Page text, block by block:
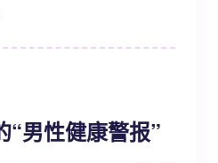
“男性健康警报”